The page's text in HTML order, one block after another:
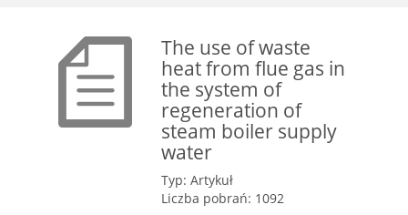
The use of waste
heat from flue gas in
the system of
regeneration of
steam boiler supply
water
Typ: Artykuł
Liczba pobrań: 1092